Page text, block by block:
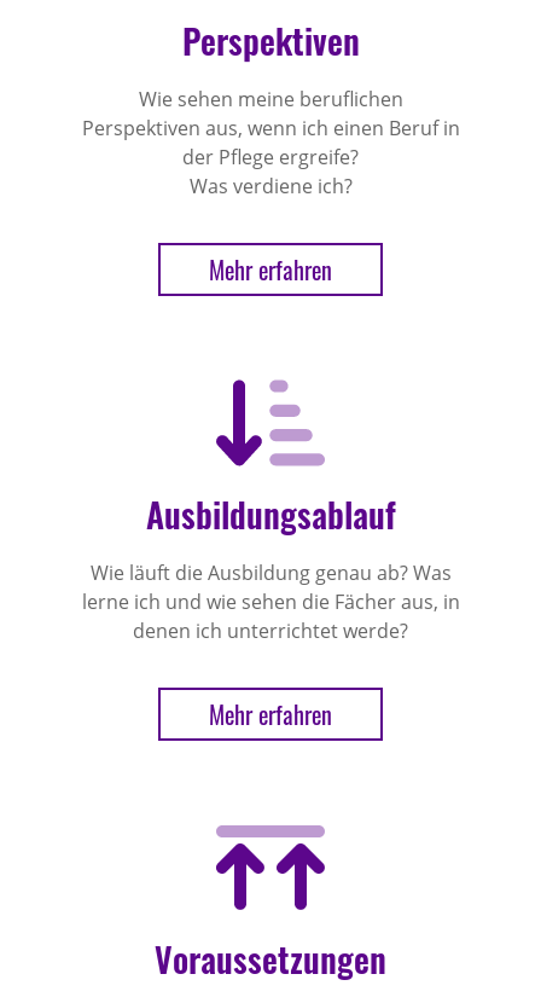
Perspektiven
Wie sehen meine beruflichen
Perspektiven aus, wenn ich einen Beruf in
der Pflege ergreife?
Was verdiene ich?
Mehr erfahren
Ausbildungsablauf
Wie läuft die Ausbildung genau ab? Was
lerne ich und wie sehen die Fächer aus, in
denen ich unterrichtet werde?
Mehr erfahren
Voraussetzungen